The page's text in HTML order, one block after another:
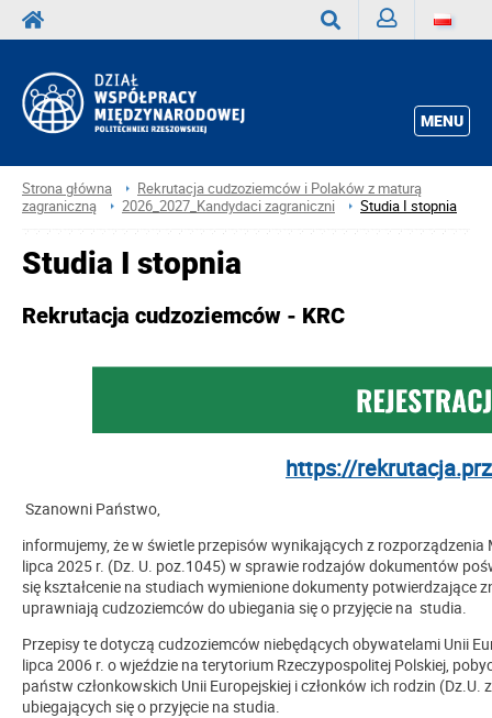
MENU
Strona główna
Rekrutacja cudzoziemców i Polaków z maturą
zagraniczną
2026_2027_Kandydaci zagraniczni Studia I stopnia
Studia I stopnia
Rekrutacja cudzoziemców - KRC
https://
Szanowni Państwo,
informujemy, że w świetle przepisów wynikających z
lipca 2025 r. (Dz. U. poz.1045) w sprawie rodzajów dokumentów
się kształcenie na studiach wymienione dokumenty potwierdzające
uprawniają cudzoziemców do ubiegania się o przyjęcie na studia.
Przepisy te dotyczą cudzoziemców niebędących obywatelami Unii
lipca 2006 r. o wjeździe na terytorium Rzeczypospolitej Polskiej,
państw członkowskich Unii Europejskiej i członków ich rodzin
ubiegających się o przyjęcie na studia.